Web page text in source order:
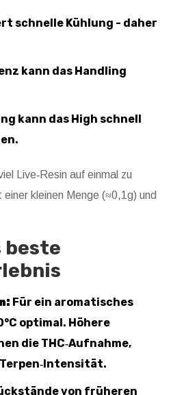
schnelle Kühlung - daher
kann das Handling
kann das High schnell
Live‑Resin auf einmal zu
kleinen Menge (≈0,1g) und
beste
Für ein aromatisches
optimal. Höhere
die THC‑Aufnahme,
von früheren